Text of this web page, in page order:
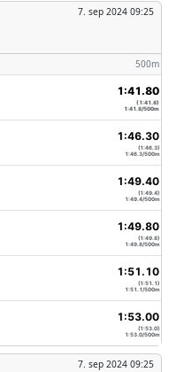
7. sep 2024 09:25
500m
1:41.80
(1:41.8)
1:41.8/500m
1:46.30
(1:46.3)
1:46.3/500m
1:49.40
(1:49.4)
1:49.4/500m
1:49.80
(1:49.8)
1:49.8/500m
1:51.10
(1:51.1)
1:51.1/500m
1:53.00
(1:53.0)
1:53.0/500m
7. sep 2024 09:25